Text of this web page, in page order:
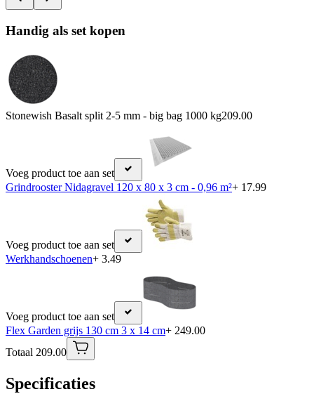
Handig als set kopen
Stonewish Basalt split 2-5 mm - big bag 1000 kg209.00
Voeg product toe aan set
Grindrooster Nidagravel 120 x 80 x 3 cm - 0,96 m²+ 17.99
Voeg product toe aan set
Werkhandschoenen+ 3.49
Voeg product toe aan set
Flex Garden grijs 130 cm 3 x 14 cm+ 249.00
Totaal 209.00
Specificaties